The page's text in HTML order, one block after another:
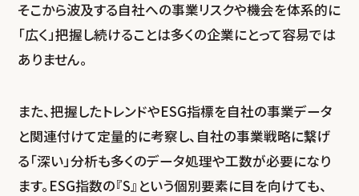
そこから波及する自社への事業リスクや機会を体系的に
「広く」把握し続けることは多くの企業にとって容易では
ありません。
また、把握したトレンドやESG指標を自社の事業データ
と関連付けて定量的に考察し、自社の事業戦略に繋げ
る「深い」分析も多くのデータ処理や工数が必要になり
ます。ESG指数の『S』という個別要素に目を向けても、